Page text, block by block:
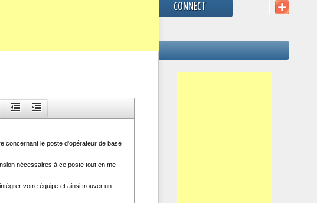
CONNECT